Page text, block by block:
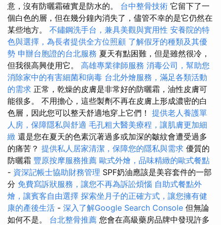
意，沒有防曬霜確實是防水的。 台中整骨技術 它留下了一
個白色的層，但在幾分鐘內消失了，儘管不幸的是它仍然在
某些地方。 不鏽鋼洗手台，兼具美觀與實用性 安養院的特
色與選擇，為長者提供全方位照顧 了解假牙的種類及其優
勢 申辦台胞證的台北服務 夏天有點困難，但是雖然很冷，
但我很高興使用它。 高雄專業律師服務 消毒公司，幫助您
消除家中的有害細菌和病毒 台北外燴服務，滿足各類活動
的需求 正常，乾燥的皮膚是非常好的防曬霜，油性皮膚可
能很多。 不用擔心，這些製劑不再在皮膚上形成濃密的白
色層，因此您可以整天舒適地穿上它們！ 提供老人養護單
人房，保障隱私與舒適 毛孔粗大醫美療程，讓肌膚更加細
緻 還是您在夏天的色素沉著過多或加深的皺紋會遭受過多
的痛苦？ 提供私人居家清潔，保障您的隱私與需求 優質的
防曬霜 豐原按摩服務推薦 歐式外燴，品味精緻的歐式餐點
- 資深記帳士協助財務管理 SPF奶油應該是美容套件的一部
分 免費寫訴狀服務，讓您不再為訴訟煩惱 自助式餐點外
燴，讓賓客自由選擇 探索坐月子的正確方式，讓您擁有健
康的產後生活 - 深入了解Google Search Console 但無論
如何不是。 台北整骨推薦 您會在高級藥房品牌中發現許多